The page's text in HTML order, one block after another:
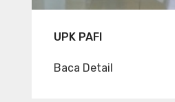
UPK PAFI
Baca Detail